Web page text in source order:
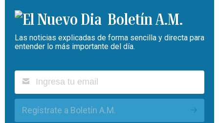
Boletín A.M.
Las noticias explicadas de forma sencilla y directa para
entender lo más importante del día.
Regístrate a Boletín A.M.